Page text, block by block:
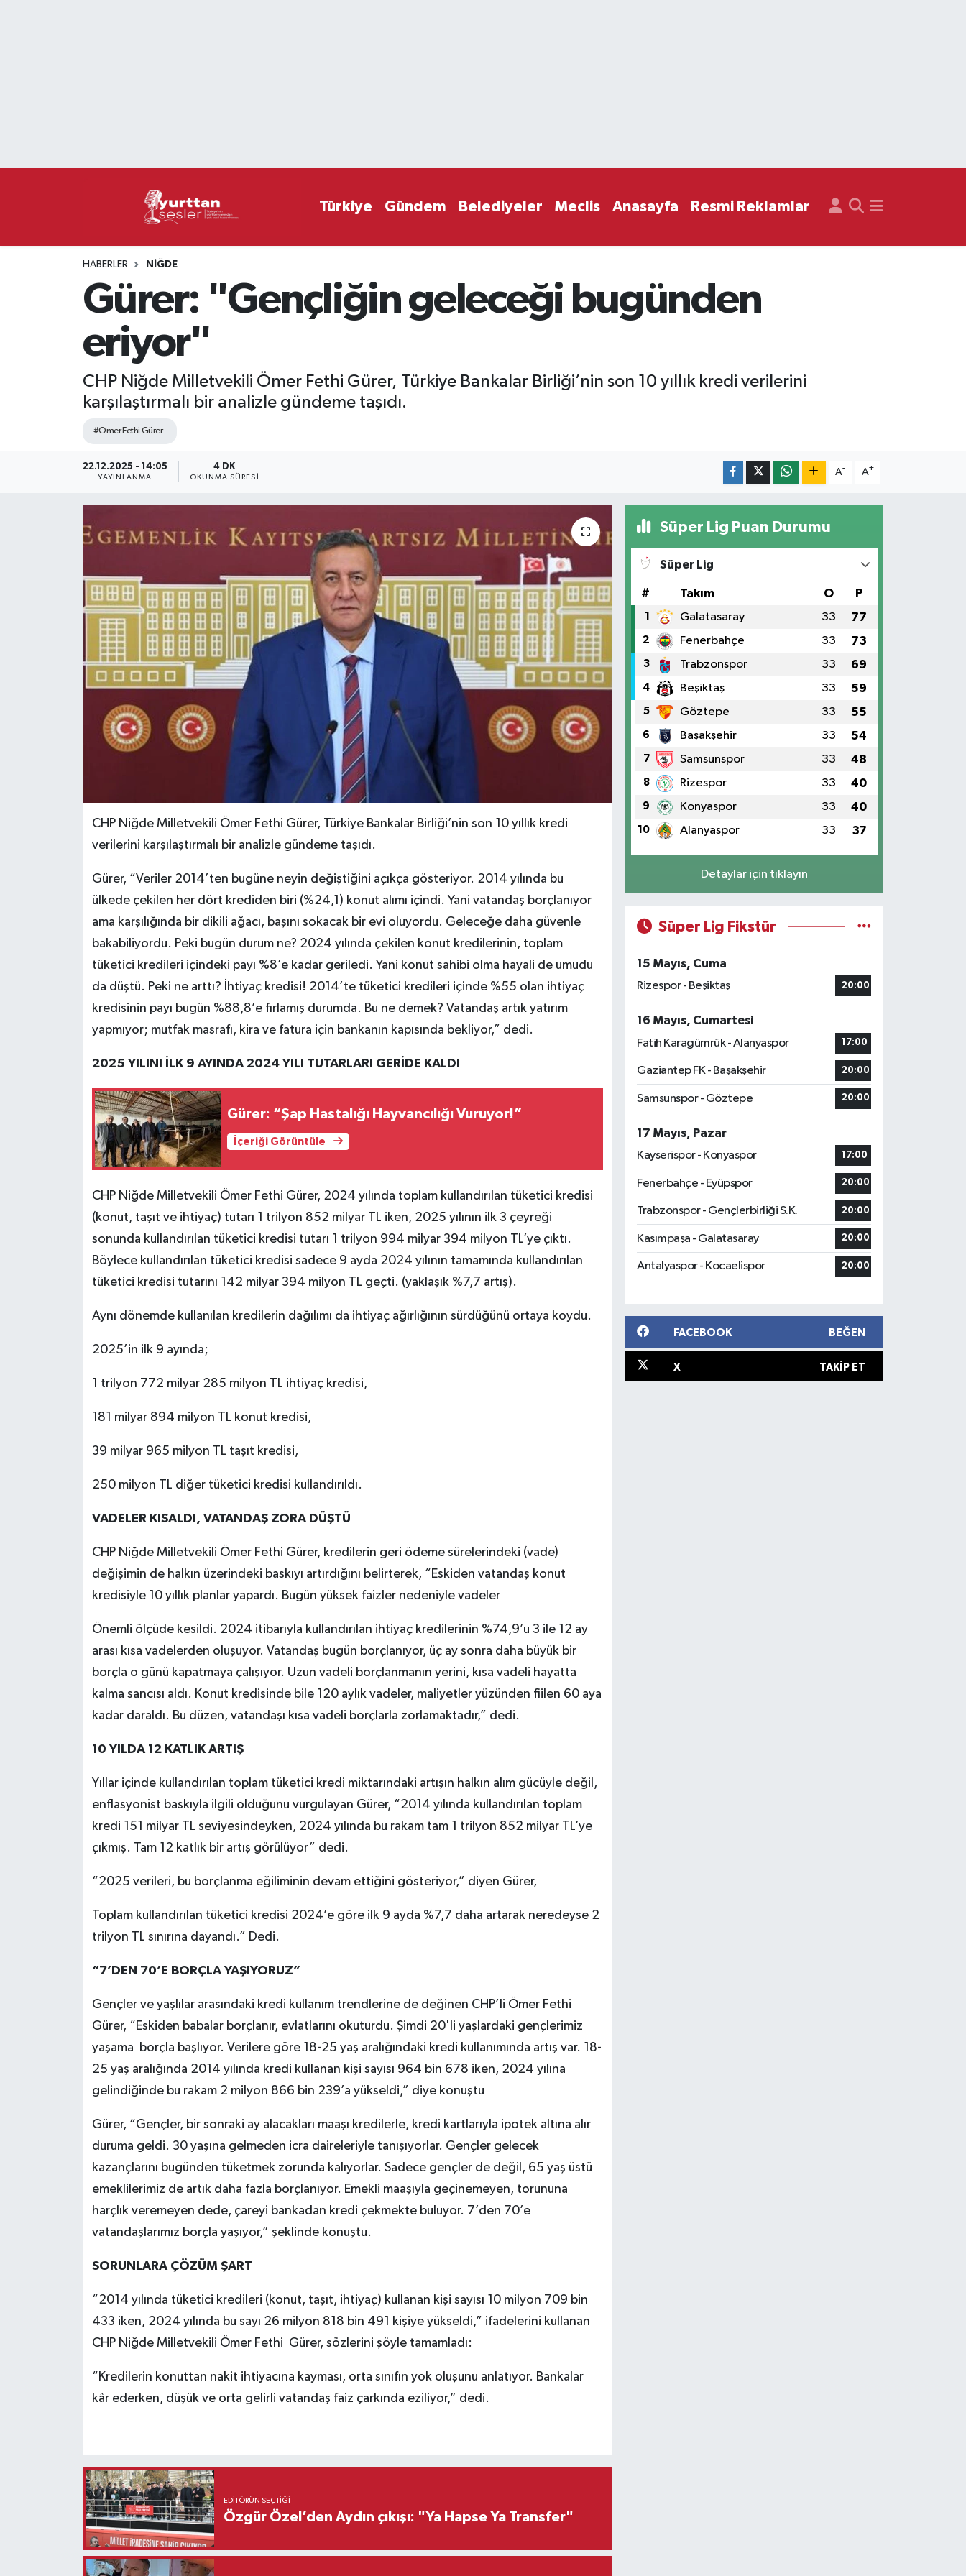
Türkiye Gündem Belediyeler Meclis Anasayfa Resmi Reklamlar
HABERLER NIĞDE
Gürer: "Gençliğin geleceği bugünden
eriyor"
CHP Niğde Milletvekili Ömer Fethi Gürer, Türkiye Bankalar Birliği’nin son 10 yıllık kredi verilerini
karşılaştırmalı bir analizle gündeme taşıdı.
#Ömer Fethi Gürer
22.12.2025 - 14:05
YAYINLANMA
4 DK
OKUNMA SÜRESI
A- A+
CHP Niğde Milletvekili Ömer Fethi Gürer, Türkiye Bankalar Birliği’nin son 10 yıllık kredi
verilerini karşılaştırmalı bir analizle gündeme taşıdı.
Gürer, “Veriler 2014’ten bugüne neyin değiştiğini açıkça gösteriyor. 2014 yılında bu
ülkede çekilen her dört krediden biri (%24,1) konut alımı içindi. Yani vatandaş borçlanıyor
ama karşılığında bir dikili ağacı, başını sokacak bir evi oluyordu. Geleceğe daha güvenle
bakabiliyordu. Peki bugün durum ne? 2024 yılında çekilen konut kredilerinin, toplam
tüketici kredileri içindeki payı %8’e kadar geriledi. Yani konut sahibi olma hayali de umudu
da düştü. Peki ne arttı? İhtiyaç kredisi! 2014’te tüketici kredileri içinde %55 olan ihtiyaç
kredisinin payı bugün %88,8’e fırlamış durumda. Bu ne demek? Vatandaş artık yatırım
yapmıyor; mutfak masrafı, kira ve fatura için bankanın kapısında bekliyor,” dedi.
2025 YILINI İLK 9 AYINDA 2024 YILI TUTARLARI GERİDE KALDI
Gürer: “Şap Hastalığı Hayvancılığı Vuruyor!”
İçeriği Görüntüle
CHP Niğde Milletvekili Ömer Fethi Gürer, 2024 yılında toplam kullandırılan tüketici kredisi
(konut, taşıt ve ihtiyaç) tutarı 1 trilyon 852 milyar TL iken, 2025 yılının ilk 3 çeyreği
sonunda kullandırılan tüketici kredisi tutarı 1 trilyon 994 milyar 394 milyon TL’ye çıktı.
Böylece kullandırılan tüketici kredisi sadece 9 ayda 2024 yılının tamamında kullandırılan
tüketici kredisi tutarını 142 milyar 394 milyon TL geçti. (yaklaşık %7,7 artış).
Aynı dönemde kullanılan kredilerin dağılımı da ihtiyaç ağırlığının sürdüğünü ortaya koydu.
2025’in ilk 9 ayında;
1 trilyon 772 milyar 285 milyon TL ihtiyaç kredisi,
181 milyar 894 milyon TL konut kredisi,
39 milyar 965 milyon TL taşıt kredisi,
250 milyon TL diğer tüketici kredisi kullandırıldı.
VADELER KISALDI, VATANDAŞ ZORA DÜŞTÜ
CHP Niğde Milletvekili Ömer Fethi Gürer, kredilerin geri ödeme sürelerindeki (vade)
değişimin de halkın üzerindeki baskıyı artırdığını belirterek, “Eskiden vatandaş konut
kredisiyle 10 yıllık planlar yapardı. Bugün yüksek faizler nedeniyle vadeler
Önemli ölçüde kesildi. 2024 itibarıyla kullandırılan ihtiyaç kredilerinin %74,9’u 3 ile 12 ay
arası kısa vadelerden oluşuyor. Vatandaş bugün borçlanıyor, üç ay sonra daha büyük bir
borçla o günü kapatmaya çalışıyor. Uzun vadeli borçlanmanın yerini, kısa vadeli hayatta
kalma sancısı aldı. Konut kredisinde bile 120 aylık vadeler, maliyetler yüzünden fiilen 60 aya
kadar daraldı. Bu düzen, vatandaşı kısa vadeli borçlarla zorlamaktadır,” dedi.
10 YILDA 12 KATLIK ARTIŞ
Yıllar içinde kullandırılan toplam tüketici kredi miktarındaki artışın halkın alım gücüyle değil,
enflasyonist baskıyla ilgili olduğunu vurgulayan Gürer, “2014 yılında kullandırılan toplam
kredi 151 milyar TL seviyesindeyken, 2024 yılında bu rakam tam 1 trilyon 852 milyar TL’ye
çıkmış. Tam 12 katlık bir artış görülüyor” dedi.
“2025 verileri, bu borçlanma eğiliminin devam ettiğini gösteriyor,” diyen Gürer,
Toplam kullandırılan tüketici kredisi 2024’e göre ilk 9 ayda %7,7 daha artarak neredeyse 2
trilyon TL sınırına dayandı.” Dedi.
“7’DEN 70’E BORÇLA YAŞIYORUZ”
Gençler ve yaşlılar arasındaki kredi kullanım trendlerine de değinen CHP’li Ömer Fethi
Gürer, “Eskiden babalar borçlanır, evlatlarını okuturdu. Şimdi 20'li yaşlardaki gençlerimiz
yaşama borçla başlıyor. Verilere göre 18-25 yaş aralığındaki kredi kullanımında artış var. 18-
25 yaş aralığında 2014 yılında kredi kullanan kişi sayısı 964 bin 678 iken, 2024 yılına
gelindiğinde bu rakam 2 milyon 866 bin 239’a yükseldi,” diye konuştu
Gürer, “Gençler, bir sonraki ay alacakları maaşı kredilerle, kredi kartlarıyla ipotek altına alır
duruma geldi. 30 yaşına gelmeden icra daireleriyle tanışıyorlar. Gençler gelecek
kazançlarını bugünden tüketmek zorunda kalıyorlar. Sadece gençler de değil, 65 yaş üstü
emeklilerimiz de artık daha fazla borçlanıyor. Emekli maaşıyla geçinemeyen, torununa
harçlık veremeyen dede, çareyi bankadan kredi çekmekte buluyor. 7’den 70’e
vatandaşlarımız borçla yaşıyor,” şeklinde konuştu.
SORUNLARA ÇÖZÜM ŞART
“2014 yılında tüketici kredileri (konut, taşıt, ihtiyaç) kullanan kişi sayısı 10 milyon 709 bin
433 iken, 2024 yılında bu sayı 26 milyon 818 bin 491 kişiye yükseldi,” ifadelerini kullanan
CHP Niğde Milletvekili Ömer Fethi Gürer, sözlerini şöyle tamamladı:
“Kredilerin konuttan nakit ihtiyacına kayması, orta sınıfın yok oluşunu anlatıyor. Bankalar
kâr ederken, düşük ve orta gelirli vatandaş faiz çarkında eziliyor,” dedi.
EDITÖRÜN SEÇTIĞI
Özgür Özel’den Aydın çıkışı: "Ya Hapse Ya Transfer"
Süper Lig Puan Durumu
Süper Lig
# Takım O P
1 Galatasaray 33 77
2 Fenerbahçe 33 73
3 Trabzonspor 33 69
4 Beşiktaş 33 59
5 Göztepe 33 55
6 Başakşehir 33 54
7 Samsunspor 33 48
8 Rizespor 33 40
9 Konyaspor 33 40
10 Alanyaspor 33 37
Detaylar için tıklayın
Süper Lig Fikstür
15 Mayıs, Cuma
Rizespor - Beşiktaş
20:00
16 Mayıs, Cumartesi
Fatih Karagümrük - Alanyaspor
17:00
Gaziantep FK - Başakşehir 20:00
Samsunspor - Göztepe 20:00
17 Mayıs, Pazar
Kayserispor - Konyaspor
17:00
Fenerbahçe - Eyüpspor 20:00
Trabzonspor - Gençlerbirliği S.K. 20:00
Kasımpaşa - Galatasaray 20:00
Antalyaspor - Kocaelispor 20:00
FACEBOOK BEĞEN
X TAKIP ET
Süper Lig Puan Durumu ve Fikstür
Haber Arşivi